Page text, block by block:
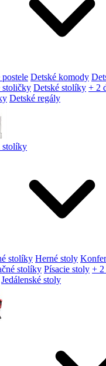
Detské komody
stoličky Detské stolíky + 2
Detské regály
stolíky
stolíky Herné stoly
stolíky Písacie stoly + 2
Jedálenské stoly